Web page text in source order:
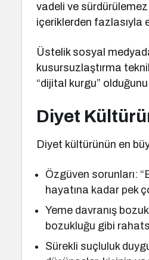
vadeli ve
içeriklerden fazlasıyla
Üstelik sosyal
kusursuzlaştırma
“dijital kurgu”
Diyet
Diyet kültürünün en
Özgüven sorunları:
hayatına kadar pek
Yeme davranış
bozukluğu gibi
Sürekli suçluluk